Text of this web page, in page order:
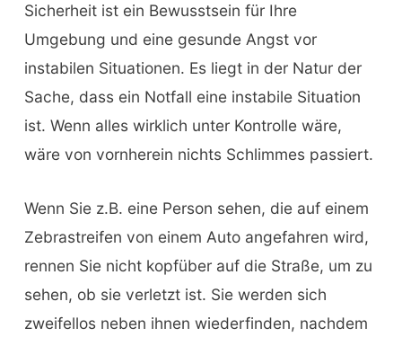
Sicherheit ist ein Bewusstsein für Ihre
Umgebung und eine gesunde Angst vor
instabilen Situationen. Es liegt in der Natur der
Sache, dass ein Notfall eine instabile Situation
ist. Wenn alles wirklich unter Kontrolle wäre,
wäre von vornherein nichts Schlimmes passiert.
Wenn Sie z.B. eine Person sehen, die auf einem
Zebrastreifen von einem Auto angefahren wird,
rennen Sie nicht kopfüber auf die Straße, um zu
sehen, ob sie verletzt ist. Sie werden sich
zweifellos neben ihnen wiederfinden, nachdem